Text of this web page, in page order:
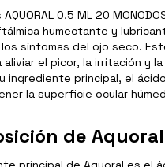
0,5 ML 20
humectante y
los síntomas del ojo seco.
aliviar el picor, la irritación y
ingrediente principal, el
la superficie ocular
de Aquoral